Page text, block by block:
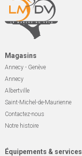
Magasins
Annecy - Genève
Annecy
Albertville
Saint-Michel-de-Maurienne
Contactez-nous
Notre histoire
Équipements & services